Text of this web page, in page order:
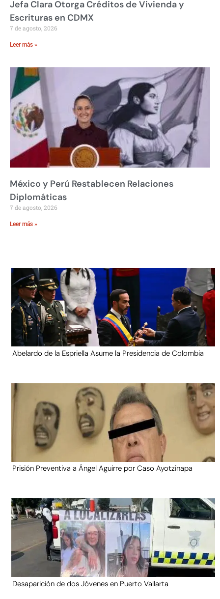
Jefa Clara Otorga Créditos de Vivienda y
Escrituras en CDMX
7 de agosto, 2026
Leer más »
México y Perú Restablecen Relaciones
Diplomáticas
7 de agosto, 2026
Leer más »
Abelardo de la Espriella Asume la Presidencia de Colombia
Prisión Preventiva a Ángel Aguirre por Caso Ayotzinapa
Desaparición de dos Jóvenes en Puerto Vallarta